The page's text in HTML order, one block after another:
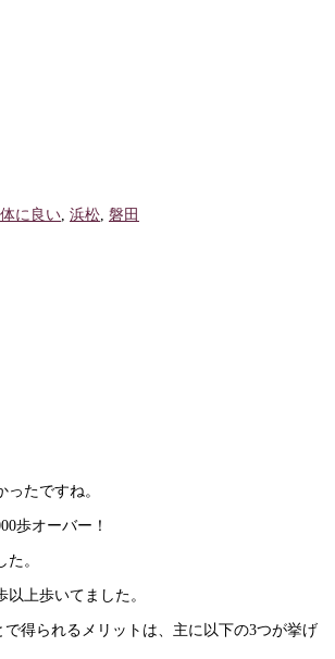
体に良い 浜松 磐田
たですね。
歩オーバー！
。
以上歩いてました。
で得られるメリットは、主に以下の3つが挙げ